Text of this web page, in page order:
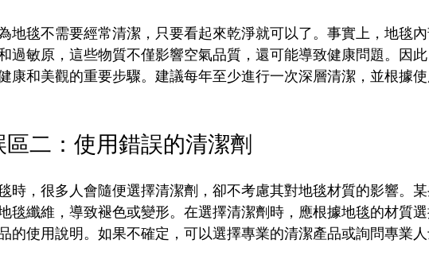
地毯不需要經常清潔，只要看起來乾淨就可以了。事實上，地毯
過敏原，這些物質不僅影響空氣品質，還可能導致健康問題。因
康和美觀的重要步驟。建議每年至少進行一次深層清潔，並根據
區二：使用錯誤的清潔劑
時，很多人會隨便選擇清潔劑，卻不考慮其對地毯材質的影響。
毯纖維，導致褪色或變形。在選擇清潔劑時，應根據地毯的材質
的使用說明。如果不確定，可以選擇專業的清潔產品或詢問專業